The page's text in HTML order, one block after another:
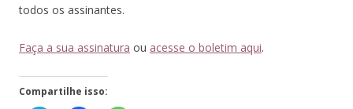
todos os assinantes.
Faça a sua assinatura ou acesse o boletim aqui.
Compartilhe isso: